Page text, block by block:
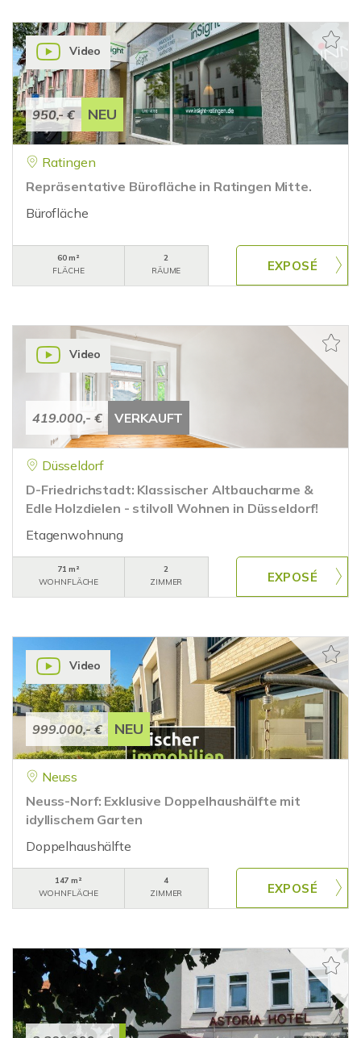
950,- € NEU
Video
Ratingen
Repräsentative Bürofläche in Ratingen Mitte.
Bürofläche
60 m²
FLÄCHE
2
RÄUME
419.000,- € VERKAUFT
Video
Düsseldorf
D-Friedrichstadt: Klassischer Altbaucharme &
Edle Holzdielen - stilvoll Wohnen in Düsseldorf!
Etagenwohnung
71 m²
WOHNFLÄCHE
2
ZIMMER
999.000,- € NEU
Video
Neuss
Neuss-Norf: Exklusive Doppelhaushälfte mit
idyllischem Garten
Doppelhaushälfte
147 m²
WOHNFLÄCHE
4
ZIMMER